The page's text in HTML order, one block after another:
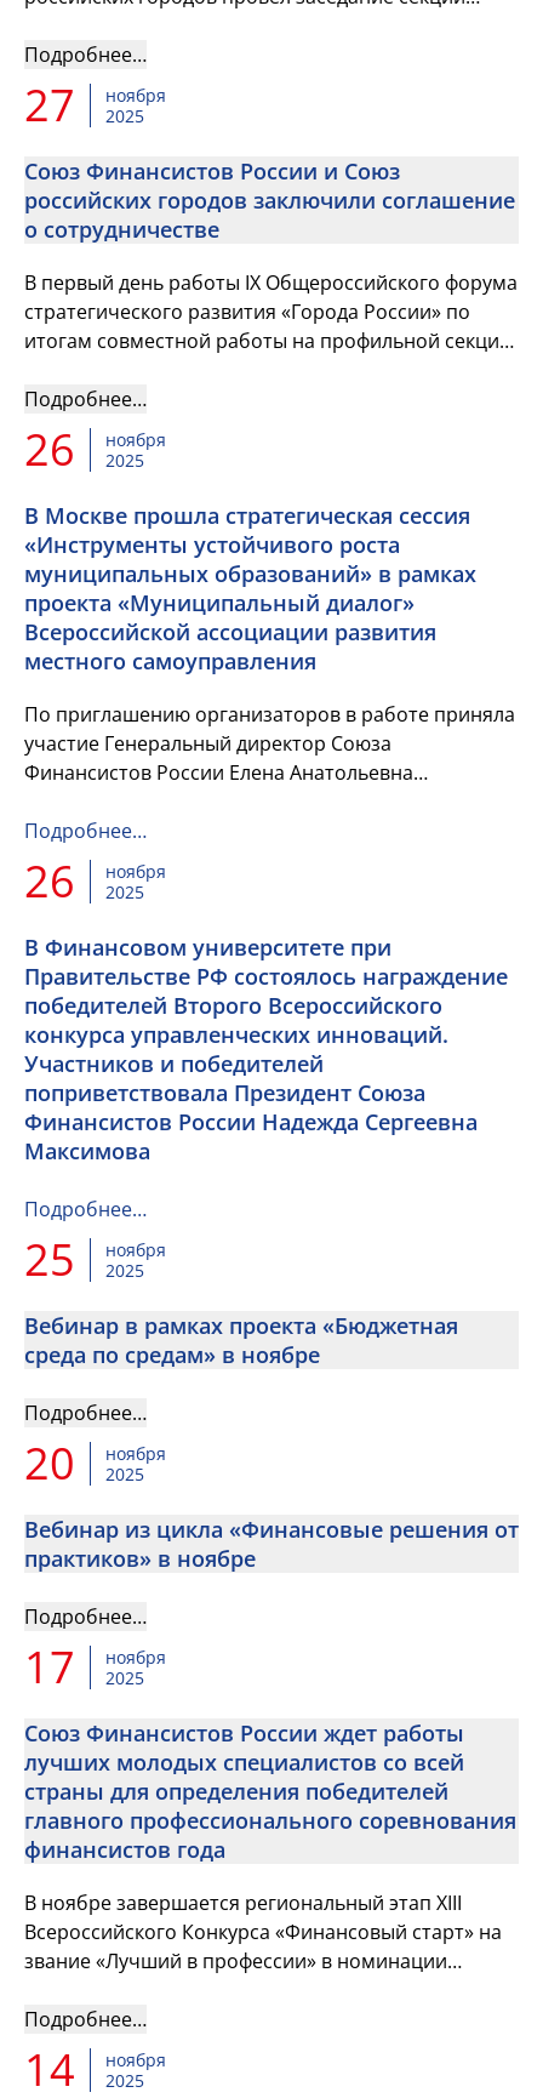
Подробнее…
27
ноября
2025
Союз Финансистов России и Союз
российских городов заключили соглашение
о сотрудничестве
В первый день работы IX Общероссийского форума
стратегического развития «Города России» по
итогам совместной работы на профильной секции
Союз Финансистов Росс...
Подробнее…
26
ноября
2025
В Москве прошла стратегическая сессия
«Инструменты устойчивого роста
муниципальных образований» в рамках
проекта «Муниципальный диалог»
Всероссийской ассоциации развития
местного самоуправления
По приглашению организаторов в работе приняла
участие Генеральный директор Союза
Финансистов России Елена Анатольевна
Подробнее…
26
ноября
2025
В Финансовом университете при
Правительстве РФ состоялось награждение
победителей Второго Всероссийского
конкурса управленческих инноваций.
Участников и победителей
поприветствовала Президент Союза
Финансистов России Надежда Сергеевна
Максимова
Подробнее…
25
ноября
2025
Вебинар в рамках проекта «Бюджетная
среда по средам» в ноябре
Подробнее…
20
ноября
2025
Вебинар из цикла «Финансовые решения от
практиков» в ноябре
Подробнее…
17
ноября
2025
Союз Финансистов России ждет работы
лучших молодых специалистов со всей
страны для определения победителей
главного профессионального соревнования
финансистов года
В ноябре завершается региональный этап XIII
Всероссийского Конкурса «Финансовый старт» на
звание «Лучший в профессии» в номинации
Подробнее…
14
ноября
2025